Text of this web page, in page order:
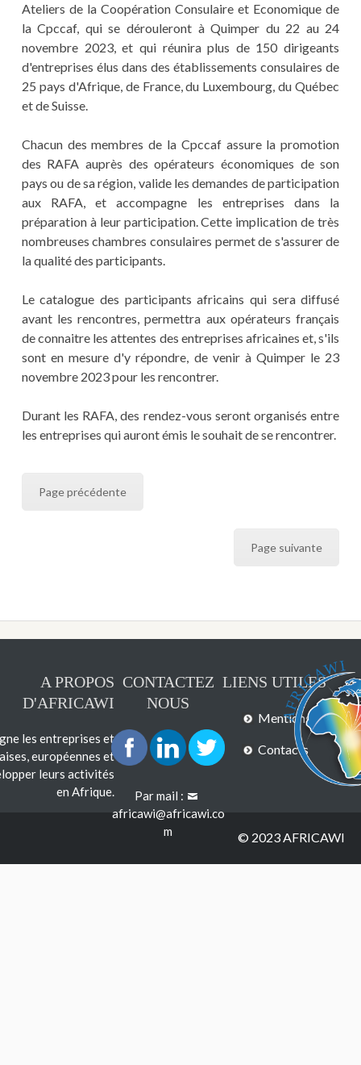
Ateliers de la Coopération Consulaire et Economique de
la Cpccaf, qui se dérouleront à Quimper du 22 au 24
novembre 2023, et qui réunira plus de 150 dirigeants
d'entreprises élus dans des établissements consulaires de
25 pays d'Afrique, de France, du Luxembourg, du Québec
et de Suisse.
Chacun des membres de la Cpccaf assure la promotion
des RAFA auprès des opérateurs économiques de son
pays ou de sa région, valide les demandes de participation
aux RAFA, et accompagne les entreprises dans la
préparation à leur participation. Cette implication de très
nombreuses chambres consulaires permet de s'assurer de
la qualité des participants.
Le catalogue des participants africains qui sera diffusé
avant les rencontres, permettra aux opérateurs français
de connaitre les attentes des entreprises africaines et, s'ils
sont en mesure d'y répondre, de venir à Quimper le 23
novembre 2023 pour les rencontrer.
Durant les RAFA, des rendez-vous seront organisés entre
les entreprises qui auront émis le souhait de se rencontrer.
Page précédente
Page suivante
A PROPOS
D'AFRICAWI
les entreprises et
européennes et
leurs activités
en Afrique.
CONTACTEZ
NOUS
Par mail :
africawi@africawi.co
m
LIENS UTILES
Mentions légales
Contacts
© 2023 AFRICAWI